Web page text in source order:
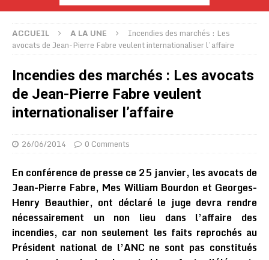
ACCUEIL A LA UNE
Incendies des marchés : Les
avocats de Jean-Pierre Fabre veulent internationaliser l’affaire
Incendies des marchés : Les avocats
de Jean-Pierre Fabre veulent
internationaliser l’affaire
26/06/2014 0 Comments
En conférence de presse ce 25 janvier, les avocats de
Jean-Pierre Fabre, Mes William Bourdon et Georges-
Henry Beauthier, ont déclaré le juge devra rendre
nécessairement un non lieu dans l’affaire des
incendies, car non seulement les faits reprochés au
Président national de l’ANC ne sont pas constitués